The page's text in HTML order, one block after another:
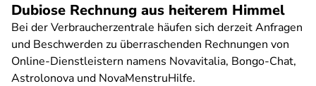
Dubiose Rechnung aus heiterem Himmel
Bei der Verbraucherzentrale häufen sich derzeit Anfragen
und Beschwerden zu überraschenden Rechnungen von
Online-Dienstleistern namens Novavitalia, Bongo-Chat,
Astrolonova und NovaMenstruHilfe.